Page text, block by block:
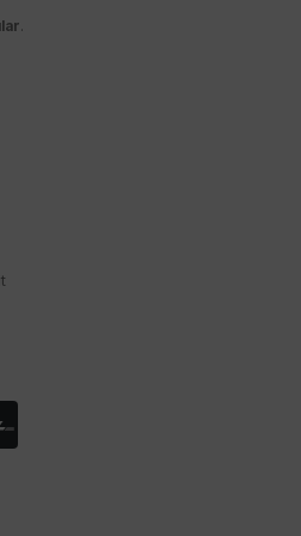
.
die besuchten Seiten, die
mit anderen
Sie gemäß Art. 49 Abs. 1
Ihre Daten in den USA durch
Die USA werden vom
als ein Land mit einem
das Risiko, dass Ihre Daten
möglicherweise ohne
werden. Wenn Sie auf "Nur